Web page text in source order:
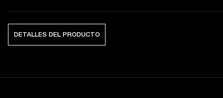
DETALLES DEL PRODUCTO